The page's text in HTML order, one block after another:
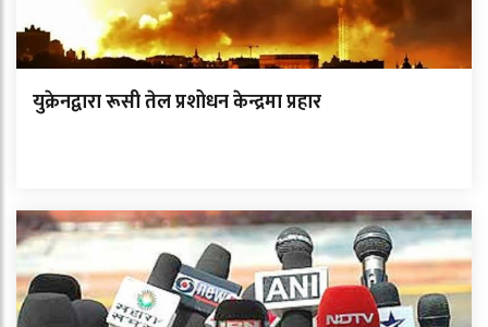
युक्रेनद्वारा रूसी तेल प्रशोधन केन्द्रमा प्रहार